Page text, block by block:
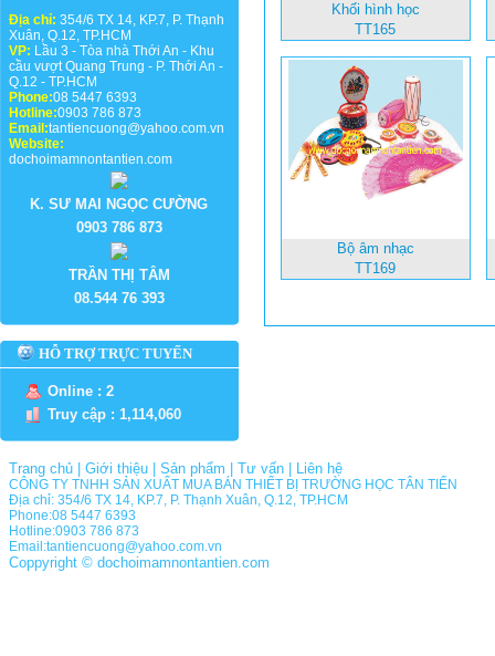
Địa chỉ: 354/6 TX 14, KP.7, P. Thạnh
Xuân, Q.12, TP.HCM
VP: Lầu 3 - Tòa nhà Thới An - Khu
cầu vượt Quang Trung - P. Thới An -
Q.12 - TP.HCM
Phone:08 5447 6393
Hotline:0903 786 873
Email:tantiencuong@yahoo.com.vn
Website:
dochoimamnontantien.com
K. SƯ MAI NGỌC CƯỜNG
0903 786 873
TRẦN THỊ TÂM
08.544 76 393
HỖ TRỢ TRỰC TUYẾN
Online : 2
Truy cập : 1,114,060
Khối hình học
TT165
Bộ âm nhạc
TT169
Trang chủ Giới thiệu Sản phẩm Tư vấn Liên hệ
CÔNG TY TNHH SẢN XUẤT MUA BÁN THIẾT BỊ TRƯỜNG HỌC TÂN TIẾN
Địa chỉ: 354/6 TX 14, KP.7, P. Thạnh Xuân, Q.12, TP.HCM
Phone:08 5447 6393
Hotline:0903 786 873
Email:tantiencuong@yahoo.com.vn
Coppyright © dochoimamnontantien.com